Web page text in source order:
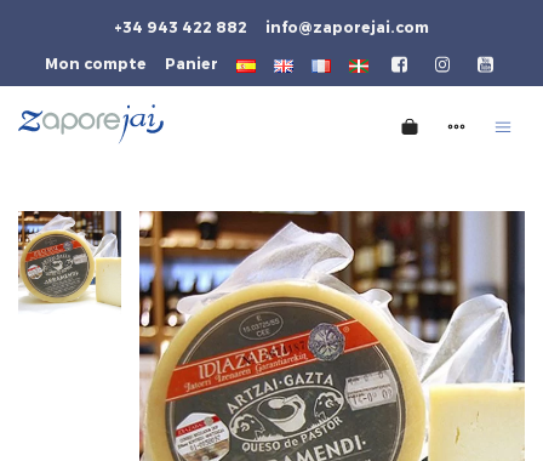
+34 943 422 882 info@zaporejai.com
Mon compte Panier